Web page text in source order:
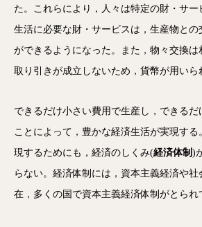
た。これらにより，人々は特定の財・サー
生活に必要な財・サービスは，生産物との
ができるようになった。また，物々交換
取り引きが成立しないため，貨幣が用いら
できるだけ小さい費用で生産し，できる
ことによって，豊かな経済生活が実現す
現するためにも，経済のしくみ(経済体制 )
らない。経済体制には，資本主義経済や社
在，多くの国で資本主義経済体制がとられ